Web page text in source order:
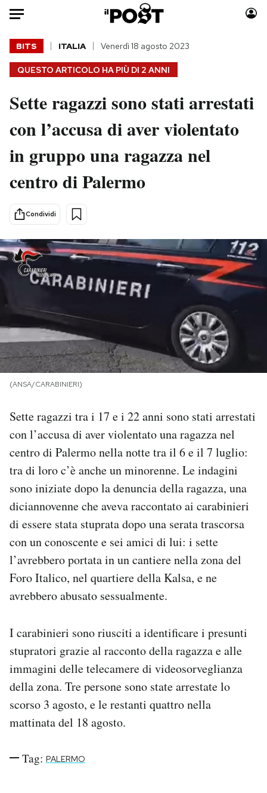
Auto
HOME
Italia
Politica
Tecnologia
Internet
Scienza
Cultura
Economia
Sport
Moda
Consumismi
Storie/Idee
Mondiali calcio 2026
PODCAST
NEWSLETTER
I MIEI PREFERITI
CALENDARIO
AREA PERSONALE
Area Personale
Newsletter
Notifiche mobile
Regala il Post
Hai bisogno di aiuto?
QUESTO ARTICOLO HA PIÙ DI 2 ANNI
BITS ITALIA Venerdì 18 agosto 2023
Sette ragazzi sono stati arrestati
con l’accusa di aver violentato
in gruppo una ragazza nel
centro di Palermo
Condividi
(ANSA/CARABINIERI)
Sette ragazzi tra i 17 e i 22 anni sono stati arrestati
con l’accusa di aver violentato una ragazza nel
centro di Palermo nella notte tra il 6 e il 7 luglio:
tra di loro c’è anche un minorenne. Le indagini
sono iniziate dopo la denuncia della ragazza, una
diciannovenne che aveva raccontato ai carabinieri
di essere stata stuprata dopo una serata trascorsa
con un conoscente e sei amici di lui: i sette
l’avrebbero portata in un cantiere nella zona del
Foro Italico, nel quartiere della Kalsa, e ne
avrebbero abusato sessualmente.
I carabinieri sono riusciti a identificare i presunti
stupratori grazie al racconto della ragazza e alle
immagini delle telecamere di videosorveglianza
della zona. Tre persone sono state arrestate lo
scorso 3 agosto, e le restanti quattro nella
mattinata del 18 agosto.
Tag: PALERMO